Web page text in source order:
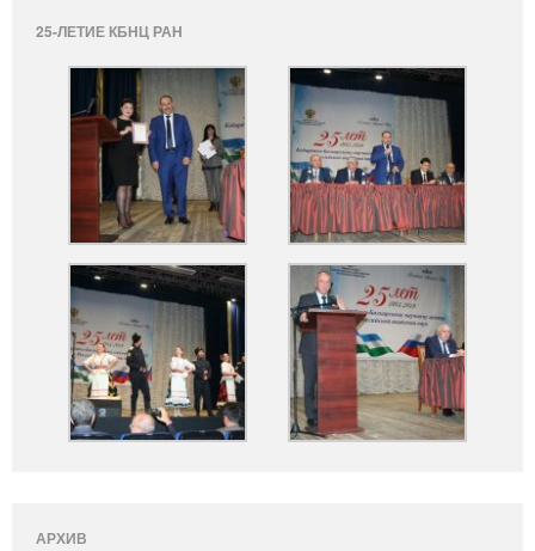
25-ЛЕТИЕ КБНЦ РАН
АРХИВ